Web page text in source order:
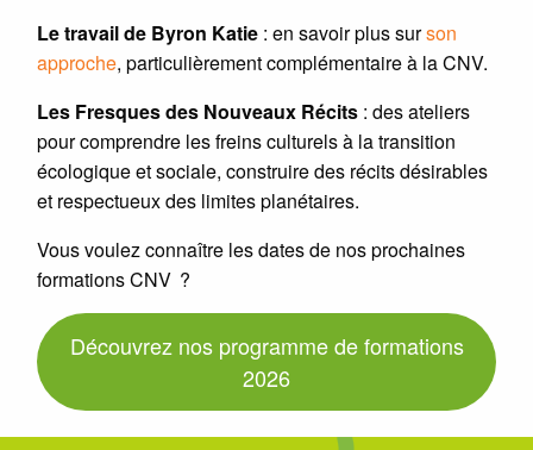
Le travail de Byron Katie : en savoir plus surson
approche, particulièrement complémentaire à la CNV.
Les Fresques des Nouveaux Récits : des ateliers
pour comprendre les freins culturels à la transition
écologique et sociale, construire des récits désirables
et respectueux des limites planétaires.
Vous voulez connaître les dates de nos prochaines
formations CNV ?
Découvrez nos programme de formations
2026